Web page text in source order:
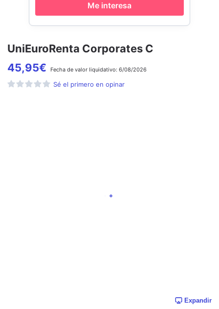
UniEuroRenta Corporates C
45,95€ Fecha de valor liquidativo: 6/08/2026
Sé el primero en opinar
Expandir
Me interesa